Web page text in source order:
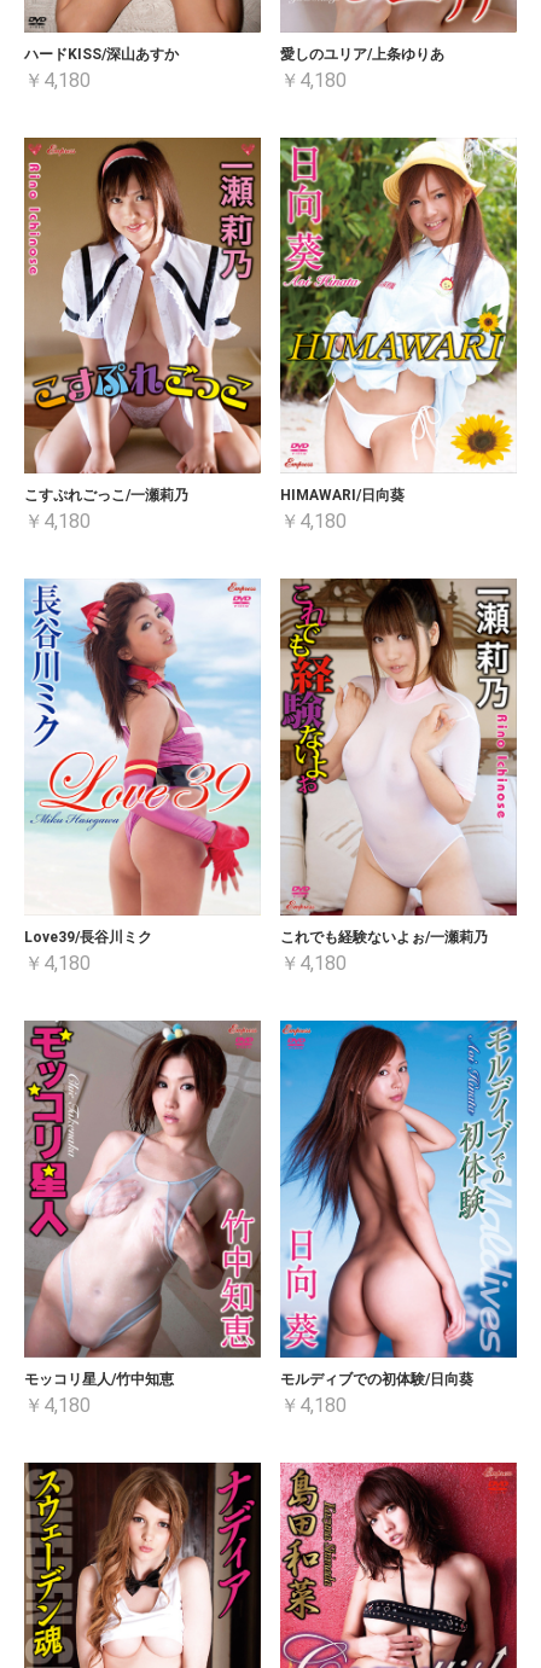
ハードKISS/深山あすか
￥4,180
愛しのユリア/上条ゆりあ
￥4,180
こすぷれごっこ/一瀬莉乃
￥4,180
HIMAWARI/日向葵
￥4,180
Love39/長谷川ミク
￥4,180
これでも経験ないよぉ/一瀬莉乃
￥4,180
モッコリ星人/竹中知恵
￥4,180
モルディブでの初体験/日向葵
￥4,180